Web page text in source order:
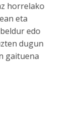
horrelako
eta
edo
dugun
gaituena